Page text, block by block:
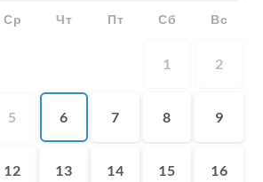
Ср Чт Пт Сб Вс
1 2
5 6 7 8 9
12 13 14 15 16